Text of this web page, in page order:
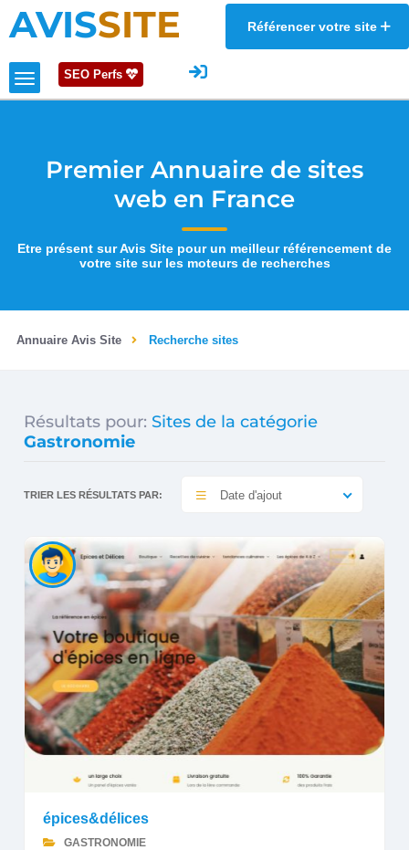
AVISSITE Référencer votre site
SEO Perfs
Premier Annuaire de sites
web en France
Etre présent sur Avis Site pour un meilleur référencement de
votre site sur les moteurs de recherches
Annuaire Avis Site Recherche sites
Résultats pour: Sites de la catégorie
Gastronomie
TRIER LES RÉSULTATS PAR: Date d'ajout
épices&délices
GASTRONOMIE